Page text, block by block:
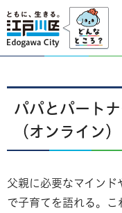
江戸川区
パパとパート
（オンライン）
父親に必要なマイン
で子育てを語れる。